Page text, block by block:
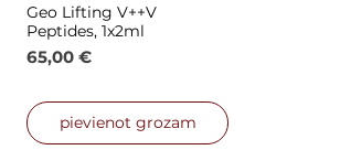
Ātrais skats
Geo Lifting V++V
Peptides, 1x2ml
Cena
65,00 €
pievienot grozam